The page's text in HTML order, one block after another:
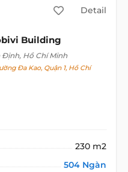
Detail
Building
Hồ Chí Minh
Đa Kao, Quận 1, Hồ Chí
230 m2
504 Ngàn